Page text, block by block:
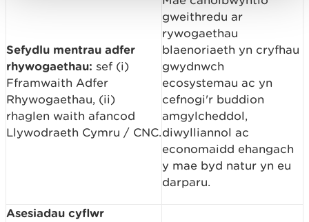
Sefydlu mentrau adfer
rhywogaethau: sef (i)
Fframwaith Adfer
Rhywogaethau, (ii)
rhaglen waith afancod
Llywodraeth Cymru / CNC.
gweithredu ar
rywogaethau
blaenoriaeth yn cryfhau
gwydnwch
ecosystemau ac yn
cefnogi'r buddion
amgylcheddol,
diwylliannol ac
economaidd ehangach
y mae byd natur yn eu
darparu.
Asesiadau cyflwr